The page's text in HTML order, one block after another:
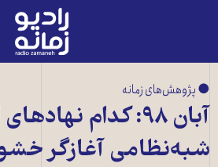
رادیو
زمانه
صفحه
اصلی
● پژوهش‌های زمانه
آبان ۹۸: کدام
شبه‌نظامی آغازگر